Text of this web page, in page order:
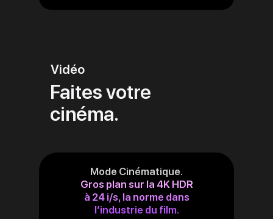
Vidéo
Faites votre
cinéma.
Mode Cinématique.
Gros plan sur la 4K HDR
à 24 i/s, la norme dans
l’industrie du film.